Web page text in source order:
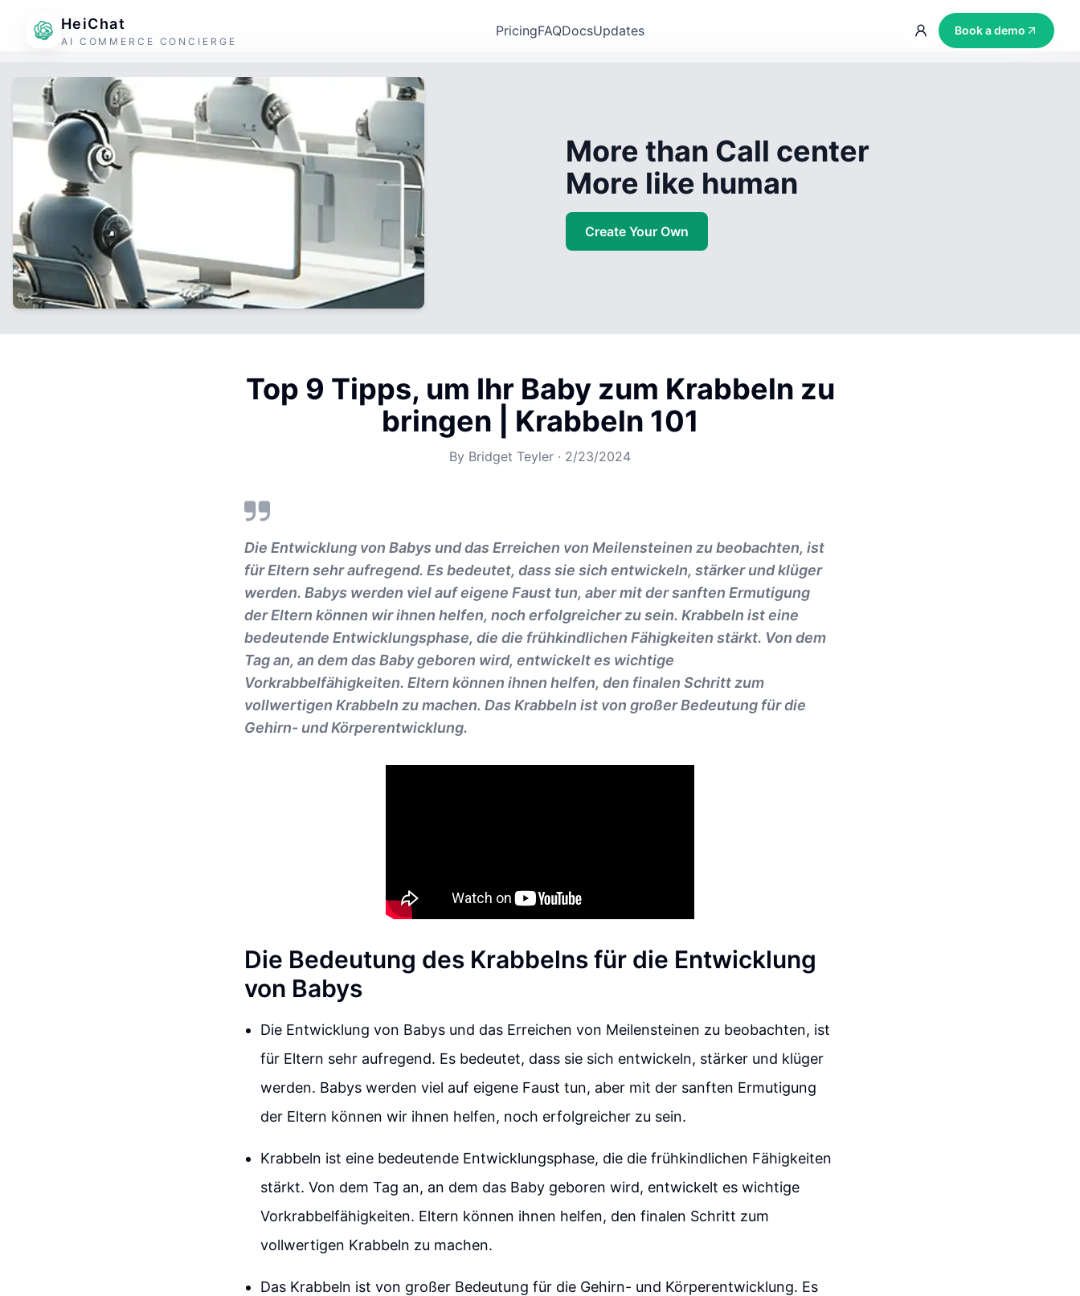
HeiChat
AI COMMERCE CONCIERGE
PricingFAQDocsUpdates Book a demo
More than Call center
More like human
Create Your Own
Top 9 Tipps, um Ihr Baby zum Krabbeln zu
bringen | Krabbeln 101
By Bridget Teyler · 2/23/2024
Die Entwicklung von Babys und das Erreichen von Meilensteinen zu beobachten, ist
für Eltern sehr aufregend. Es bedeutet, dass sie sich entwickeln, stärker und klüger
werden. Babys werden viel auf eigene Faust tun, aber mit der sanften Ermutigung
der Eltern können wir ihnen helfen, noch erfolgreicher zu sein. Krabbeln ist eine
bedeutende Entwicklungsphase, die die frühkindlichen Fähigkeiten stärkt. Von dem
Tag an, an dem das Baby geboren wird, entwickelt es wichtige
Vorkrabbelfähigkeiten. Eltern können ihnen helfen, den finalen Schritt zum
vollwertigen Krabbeln zu machen. Das Krabbeln ist von großer Bedeutung für die
Gehirn- und Körperentwicklung.
Die Bedeutung des Krabbelns für die Entwicklung
von Babys
Die Entwicklung von Babys und das Erreichen von Meilensteinen zu beobachten, ist
für Eltern sehr aufregend. Es bedeutet, dass sie sich entwickeln, stärker und klüger
werden. Babys werden viel auf eigene Faust tun, aber mit der sanften Ermutigung
der Eltern können wir ihnen helfen, noch erfolgreicher zu sein.
Krabbeln ist eine bedeutende Entwicklungsphase, die die frühkindlichen Fähigkeiten
stärkt. Von dem Tag an, an dem das Baby geboren wird, entwickelt es wichtige
Vorkrabbelfähigkeiten. Eltern können ihnen helfen, den finalen Schritt zum
vollwertigen Krabbeln zu machen.
Das Krabbeln ist von großer Bedeutung für die Gehirn- und Körperentwicklung. Es